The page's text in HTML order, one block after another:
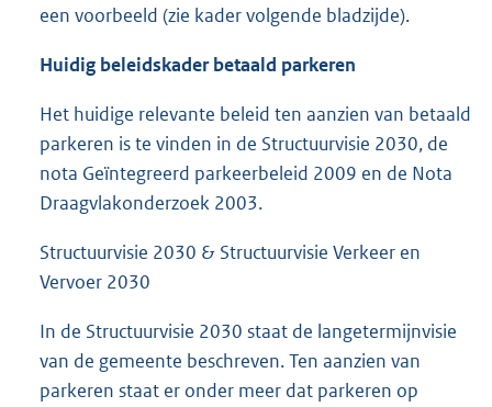
een voorbeeld (zie kader volgende bladzijde).
Huidig beleidskader betaald parkeren
Het huidige relevante beleid ten aanzien van betaald
parkeren is te vinden in de Structuurvisie 2030, de
nota Geïntegreerd parkeerbeleid 2009 en de Nota
Draagvlakonderzoek 2003.
Structuurvisie 2030 & Structuurvisie Verkeer en
Vervoer 2030
In de Structuurvisie 2030 staat de langetermijnvisie
van de gemeente beschreven. Ten aanzien van
parkeren staat er onder meer dat parkeren op